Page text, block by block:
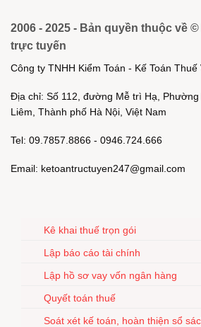
2006 - 2025 - Bản quyền thuộc về
trực tuyến
Công ty TNHH Kiểm Toán - Kế Toán Thuế
Địa chỉ: Số 112, đường Mễ trì Hạ,
Liêm, Thành phố Hà Nội, Việt Nam
Tel: 09.7857.8866 - 0946.724.666
Email: ketoantructuyen247@gmail.com
Kê khai thuế trọn gói
Lập báo cáo tài chính
Lập hồ sơ vay vốn ngân hàng
Quyết toán thuế
Soát xét kế toán, hoàn thiện sổ